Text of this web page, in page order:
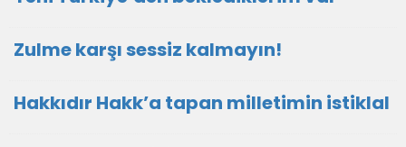
Zulme karşı sessiz kalmayın!
Hakkıdır Hakk’a tapan milletimin istiklal